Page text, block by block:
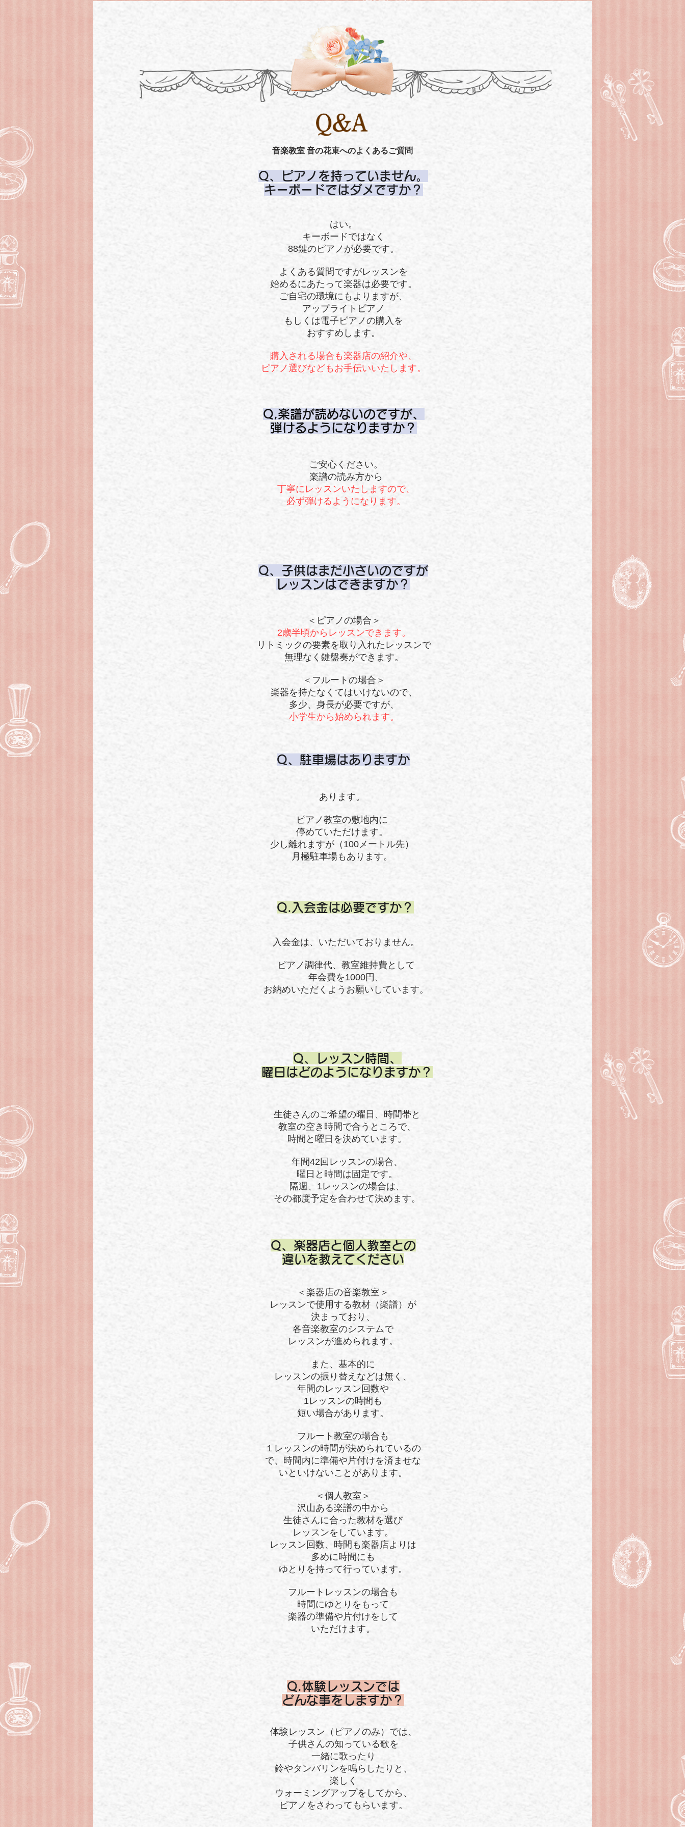
音楽教室 音の花束へのよくあるご質問
Q、ピアノを持っていません。
​キーボードではダメですか？
はい。
キーボードではなく
88鍵のピアノが必要です。
よくある質問ですが​レッスンを
始めるにあたって楽器は必要です。
​ご自宅の環境にもよりますが、
アップライトピアノ
もしくは電子ピアノの購入を
おすすめします。
​購入される場合も楽器店の紹介や、
ピアノ選びなどもお手伝いいたします。
Q,楽譜が読めないのですが、
弾けるようになりますか？
ご安心ください。
楽譜の読み方から
丁寧に​レッスンいたしますので、
必ず弾けるようになります。
Q、子供はまだ小さいのですが
レッスンはできますか？
＜ピアノの場合＞
2歳半頃からレッスンできます。
リトミックの要素を取り入れたレッスンで
無理なく鍵盤奏ができます。
＜​フルートの場合＞
楽器を持たなくてはいけないので、
多少、身長が必要ですが、
小学生から始められます。
Q、駐車場はありますか
あります。
ピアノ教室の敷地内に
停めていただけます。
​少し離れますが（100メートル先）
月極駐車場もあります。
Q.入会金は必要ですか？
入会金は、いただいておりません。
ピアノ調律代、教室維持費として
年会費を1000円、
お納めいただくようお願いしています。
Q、レッスン時間、
曜日はどのようになりますか？
生徒さんのご希望の曜日、時間帯と
教室の空き時間で合うところで、
時間と曜日を決めています。
年間42回レッスンの場合、
曜日と時間は固定です。
隔週、1レッスンの場合は、
その都度​予定を合わせて決めます。
Q、楽器店と個人教室との
違いを教えてください
＜楽器店の音楽教室＞
レッスンで使用する教材（楽譜）が
決まっており、
各音楽教室のシステムで
レッスンが進められます。
また、基本的に
レッスンの振り替えなどは無く、
年間のレッスン回数や
1レッスンの時間も
短い場合があります。
フルート教室の場合も
１レッスンの時間が決められているの
で、時間内に準備や片付けを済ませな
いといけないことがあります。
＜個人教室＞
沢山ある楽譜の中から
生徒さんに合った教材を選び
レッスンをしています。
レッスン回数、時間も楽器店よりは
多めに時間にも
ゆとりを持って行っています。
フルートレッスンの場合も
時間にゆとりをもって
楽器の準備や片付けをして
​いただけます。
Q.体験レッスンでは
どんな事をしますか？
体験レッスン（ピアノのみ）では、
子供さんの知っている歌を
一緒に歌ったり
鈴やタンバリンを鳴らしたりと、
楽しく
​ウォーミングアップをしてから、
ピアノをさわってもらいます。